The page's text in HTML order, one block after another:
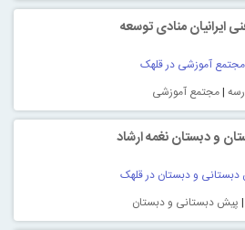
ایرانیان منادی توسعه
مجتمع آموزشی در قلهک
|مجتمع آموزشی
و دبستان نغمه ارشاد
و دبستان در قلهک
| پیش دبستانی و دبستان